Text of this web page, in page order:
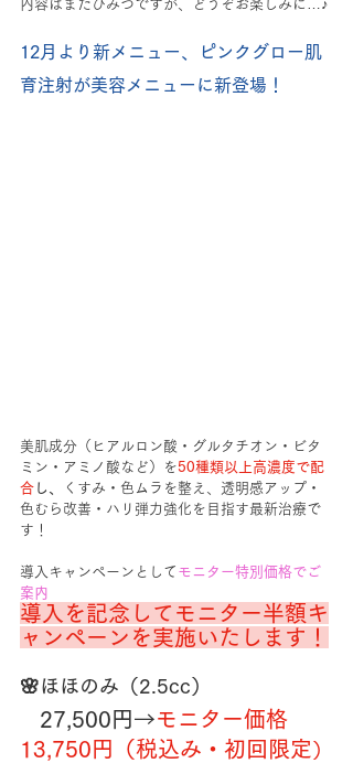
内容はまだひみつですが、どうぞお楽しみに…♪
12月より新メニュー、ピンクグロー肌
育注射が美容メニューに新登場！
美肌成分（ヒアルロン酸・グルタチオン・ビタ
ミン・アミノ酸など）を50種類以上高濃度で配
合 し、
くすみ・色ムラを整え、透明感アップ・
色むら改善・ハリ弾力強化を目指す最新治療で
す！
導入キャンペーンとして モニター特別価格でご
案内
導入を記念してモニター半額キ
ャンペーンを実施いたします！
🌸ほほのみ（2.5cc）
27,500円→モニター価格
13,750円（税込み・初回限定 ）